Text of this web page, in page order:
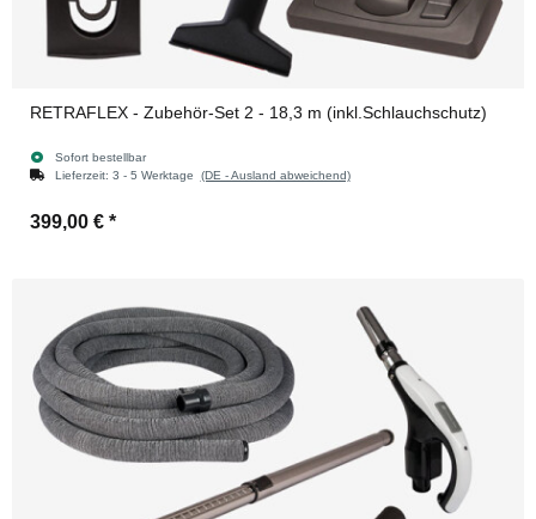
RETRAFLEX - Zubehör-Set 2 - 18,3 m (inkl.Schlauchschutz)
Sofort bestellbar
Lieferzeit: 3 - 5 Werktage (DE - Ausland abweichend)
399,00 € *